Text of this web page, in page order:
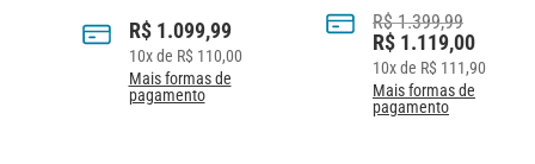
R$1.099,99
R$110,00
Mais formas de
pagamento
R$1.399,99
R$1.119,00
R$111,90
Mais formas de
pagamento